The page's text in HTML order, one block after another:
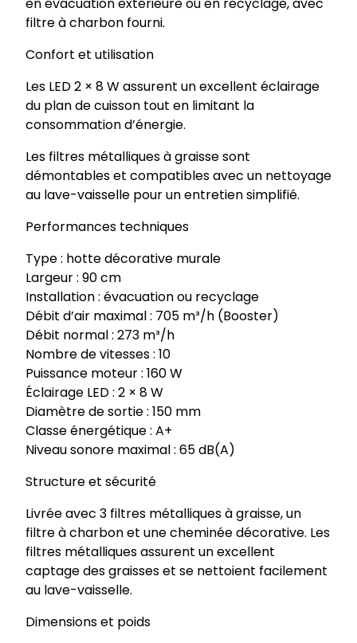
filtre à charbon fourni.
Confort et utilisation
Les LED 2 × 8 W assurent un excellent éclairage
du plan de cuisson tout en limitant la
consommation d’énergie.
Les filtres métalliques à graisse sont
démontables et compatibles avec un nettoyage
au lave-vaisselle pour un entretien simplifié.
Performances techniques
Type : hotte décorative murale
Largeur : 90 cm
Installation : évacuation ou recyclage
Débit d’air maximal : 705 m³/h (Booster)
Débit normal : 273 m³/h
Nombre de vitesses : 10
Puissance moteur : 160 W
Éclairage LED : 2 × 8 W
Diamètre de sortie : 150 mm
Classe énergétique : A+
Niveau sonore maximal : 65 dB(A)
Structure et sécurité
Livrée avec 3 filtres métalliques à graisse, un
filtre à charbon et une cheminée décorative. Les
filtres métalliques assurent un excellent
captage des graisses et se nettoient facilement
au lave-vaisselle.
Dimensions et poids